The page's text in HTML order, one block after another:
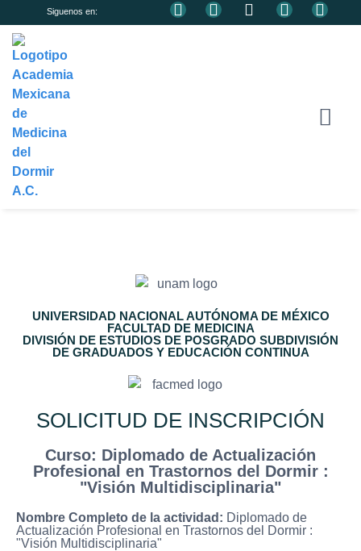
Siguenos en:
UNIVERSIDAD NACIONAL AUTÓNOMA DE MÉXICO
FACULTAD DE MEDICINA
DIVISIÓN DE ESTUDIOS DE POSGRADO SUBDIVISIÓN
DE GRADUADOS Y EDUCACIÓN CONTINUA
SOLICITUD DE INSCRIPCIÓN
Curso: Diplomado de Actualización
Profesional en Trastornos del Dormir :
"Visión Multidisciplinaria"
Nombre Completo de la actividad: Diplomado de
Actualización Profesional en Trastornos del Dormir :
"Visión Multidisciplinaria"